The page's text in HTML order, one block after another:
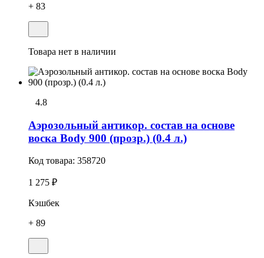
+ 83
Товара нет в наличии
4.8
Аэрозольный антикор. состав на основе
воска Body 900 (прозр.) (0.4 л.)
Код товара: 358720
1 275 ₽
Кэшбек
+ 89